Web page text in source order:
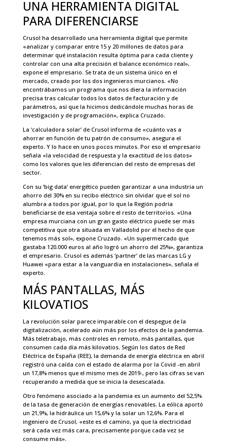
UNA HERRAMIENTA DIGITAL
PARA DIFERENCIARSE
Crusol ha desarrollado una herramienta digital que permite
«analizar y comparar entre 15 y 20 millones de datos para
determinar qué instalación resulta óptima para cada cliente y
controlar con una alta precisión el balance económico real»,
expone el empresario. Se trata de un sistema único en el
mercado, creado por los dos ingenieros murcianos. «No
encontrábamos un programa que nos diera la información
precisa tras calcular todos los datos de facturación y de
parámetros, así que la hicimos dedicándole muchas horas de
investigación y de programación», explica Cruzado.
La ‘calculadora solar’ de Crusol informa de «cuánto vas a
ahorrar en función de tu patrón de consumo», asegura el
experto. Y lo hace en unos pocos minutos. Por eso el empresario
señala «la velocidad de respuesta y la exactitud de los datos»
como los valores que les diferencian del resto de empresas del
sector.
Con su ‘big data’ energético pueden garantizar a una industria un
ahorro del 30% en su recibo eléctrico sin olvidar que el sol no
alumbra a todos por igual, por lo que la Región podría
beneficiarse de esa ventaja sobre el resto de territorios. «Una
empresa murciana con un gran gasto eléctrico puede ser más
competitiva que otra situada en Valladolid por el hecho de que
tenemos más sol», expone Cruzado. «Un supermercado que
gastaba 120.000 euros al año logró un ahorro del 25%», garantiza
el empresario. Crusol es además ‘partner’ de las marcas LG y
Huawei «para estar a la vanguardia en instalaciones», señala el
experto.
MÁS PANTALLAS, MÁS
KILOVATIOS
La revolución solar parece imparable con el despegue de la
digitalización, acelerado aún más por los efectos de la pandemia.
Más teletrabajo, más controles en remoto, más pantallas, que
consumen cada día más kilovatios. Según los datos de Red
Eléctrica de España (REE), la demanda de energía eléctrica en abril
registró una caída con el estado de alarma por la Covid -en abril
un 17,8% menos que el mismo mes de 2019-, pero las cifras se van
recuperando a medida que se inicia la desescalada.
Otro fenómeno asociado a la pandemia es un aumento del 52,5%
de la tasa de generación de energías renovables. La eólica aportó
un 21,9%, la hidráulica un 15,6% y la solar un 12,6%. Para el
ingeniero de Crusol, «este es el camino, ya que la electricidad
será cada vez más cara, precisamente porque cada vez se
consume más».